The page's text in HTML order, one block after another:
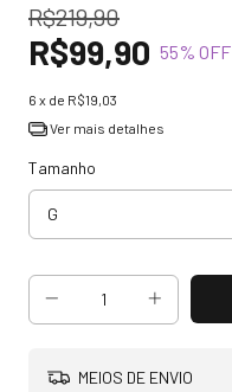
R$219,90
R$99,90 55% OFF
6 x de R$19,03
Ver mais detalhes
Tamanho
MEIOS DE ENVIO